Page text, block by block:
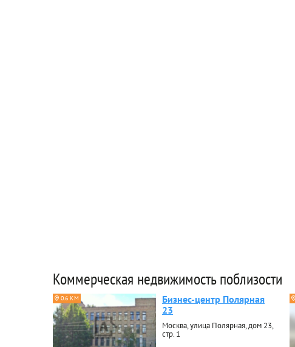
Коммерческая недвижимость поблизости
0.6 КМ
Бизнес-центр Полярная
23
Москва, улица Полярная, дом 23,
стр. 1